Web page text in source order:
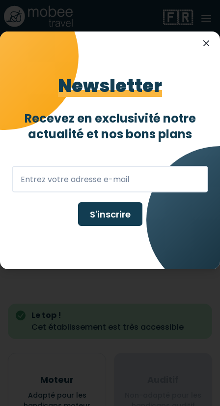
🇫🇷
Le Meridien N'fis
Très accessible 3 abeilles/ 4
Marrakech MA
Le top !
Cet établissement est très accessible
Moteur
Adapté pour les
Newsletter
Recevez en exclusivité notre
actualité et nos bons plans
S'inscrire